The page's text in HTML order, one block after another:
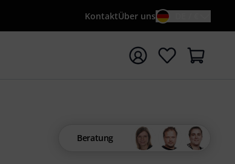
KontaktÜber uns
{searchTerm} starten
Beratung